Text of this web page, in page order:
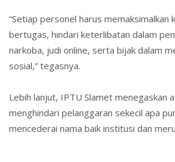
“Setiap personel harus memaksimalkan
bertugas, hindari keterlibatan dalam
narkoba, judi online, serta bijak dalam
sosial,” tegasnya.
Lebih lanjut, IPTU Slamet menegaskan
menghindari pelanggaran sekecil apa
mencederai nama baik institusi dan